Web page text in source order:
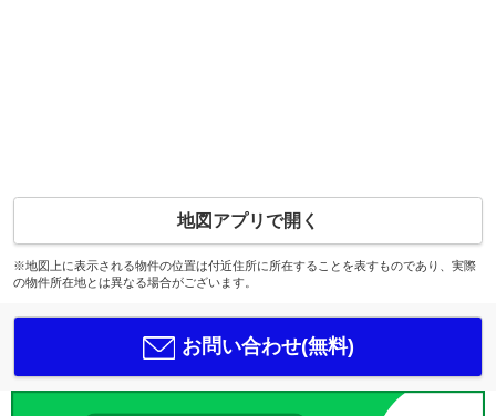
地図アプリで開く
※地図上に表示される物件の位置は付近住所に所在することを表すものであり、実際
の物件所在地とは異なる場合がございます。
お問い合わせ(無料)